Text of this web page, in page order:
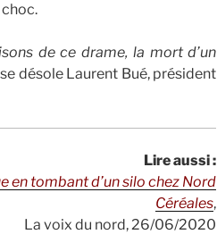
de ce drame, la mort d’un
se désole Laurent Bué, président
Lire aussi :
en tombant d’un silo chez Nord
Céréales,
La voix du nord, 26/06/2020